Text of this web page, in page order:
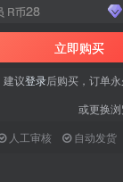
R币28
立即购买
建议登录后购买，订单
或更换
人工审核
自动发货